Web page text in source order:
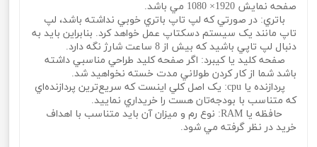
صفحه نمايش 1920× 1080 مي باشد.
باتري: در صورتي که لپ تاپ باتري خوبي نداشته باشد، لپ
تاپ مانند يک سيستم دسکتاپ عمل خواهد کرد. بنابراين بايد به
دنبال لپ تاپي باشيد که بيش از 8 ساعت شارژ نگه دارد.
صفحه کليد يا کيبرد: اگر صفحه کليد طراحي مناسبي داشته
باشد شما از کار کردن طولاني مدت خسته نخواهيد شد.
پردازنده يا cpu: يک اصل کلي اينست که سريع‌ترين پردازنده‌اي
که متناسب با بودجه‌تان هست را خريداري نماييد.
حافظه يا RAM: نوع رم و ميزان آن بايد متناسب با اهداف
خريد در نظر گرفته مي شود.